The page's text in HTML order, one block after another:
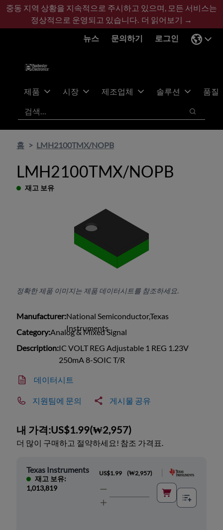
기
콘
바
글
중동 지역 상황을 지속적으로 주시하고 있으며, 모든 서비스는
정상적으로 운영되고 있습니다. 더 읽어보기 →
뉴스
문의하기 로그인
제품 시장 제조업체 솔루션
품질
검색
검색
홈 LMH2100TMX/NOPB
LMH2100TMX/NOPB
재고 보유
정확한 제품 이미지는 제품 데이터시트를 참조하세요.
Manufacturer:National Semiconductor,Texas
Instruments
Category:Analog & Mixed Signal
Description:IC VOLT REG Adjustable 1 REG 1.23V
250mA 8-SOIC T/R
데이터시트
지원팀에 문의 게시물 공유
내 가격:US$1.99(₩2,957)
더 많이 구매하고 절약하세요! 참조 가격표.
Texas Instruments
재고 보유:
1,013,819
US$1.99 (₩2,957)